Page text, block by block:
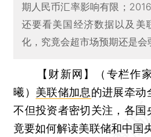
期人民币汇率影响有限；
还要看美国经济数据以及美
化，究竟会超市场预期还是会
【财新网】（专栏作
曦） 美联储加息的进展牵动
不但投资者密切关注，各国
竟要如何解读美联储和中国